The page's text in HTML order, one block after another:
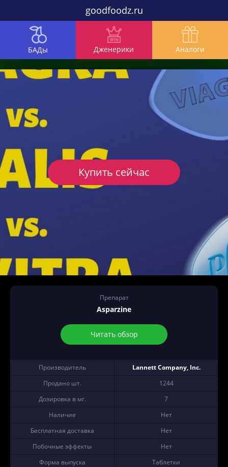
goodfoodz.ru
БАДы Дженерики Аналоги
Препарат
Asparzine
Читать обзор
Производитель
Lannett Company, Inc.
Продано шт.
1244
Дозировка в мг.
7
Наличие
Нет
Бесплатная доставка
Нет
Побочные эффекты
Нет
Форма выпуска
Таблетки
Купить сейчас